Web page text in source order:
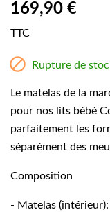
169,90 €
TTC
 Rupture de
Le matelas de la
pour nos lits bébé
parfaitement les
séparément des
Composition
- Matelas